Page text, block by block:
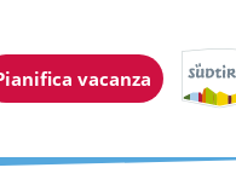
vacanza